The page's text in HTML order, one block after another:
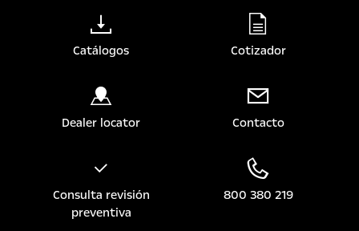
Catálogos Cotizador
Dealer locator Contacto
Consulta revisión
preventiva
800 380 219